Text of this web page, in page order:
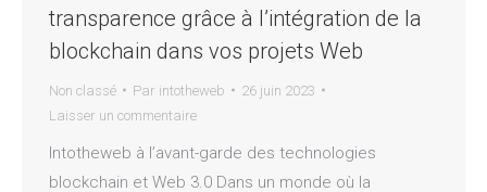
transparence grâce à l’intégration de la
blockchain dans vos projets Web
Non classé Par intotheweb
26 juin 2023
Laisser un commentaire
Intotheweb à l’avant-garde des technologies
blockchain et Web 3.0 Dans un monde où la